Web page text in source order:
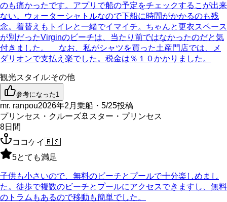
のも痛かったです。アプリで船の予定をチェックするこが出来
ない。ウォーターシャトルなので下船に時間がかかるのも残
念。着替えもトイレと一緒でイマイチ。ちゃんと更衣スペース
が別だったVirginのビーチは、当たり前ではなかったのだと気
付きました。 なお、私がシャツを買った土産門店では、メ
ダリオンで支払え楽でした。税金は％１０かかりました。
観光スタイル:その他
参考になった1
mr. ranpou2026年2月乗船・5/25投稿
プリンセス・クルーズ🚢 スター・プリンセス
8日間
ココケイ🇧🇸
5とても満足
子供も小さいので、無料のビーチとプールで十分楽しめまし
た。徒歩で複数のビーチとプールにアクセスできますし、無料
のトラムもあるので移動も簡単でした。